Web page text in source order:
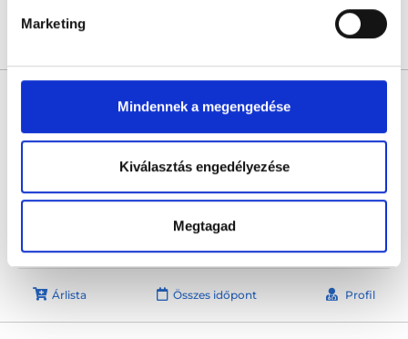
Marketing
Mindennek a megengedése
Kiválasztás engedélyezése
Megtagad
Profil
Nőgyógyász
0.0
Gyncare - Reprodukciós Centrum Nyitra
Következő időpont:
Árlista Összes időpont Profil